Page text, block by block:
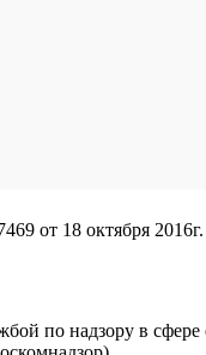
от 18 октября 2016г.
по надзору в